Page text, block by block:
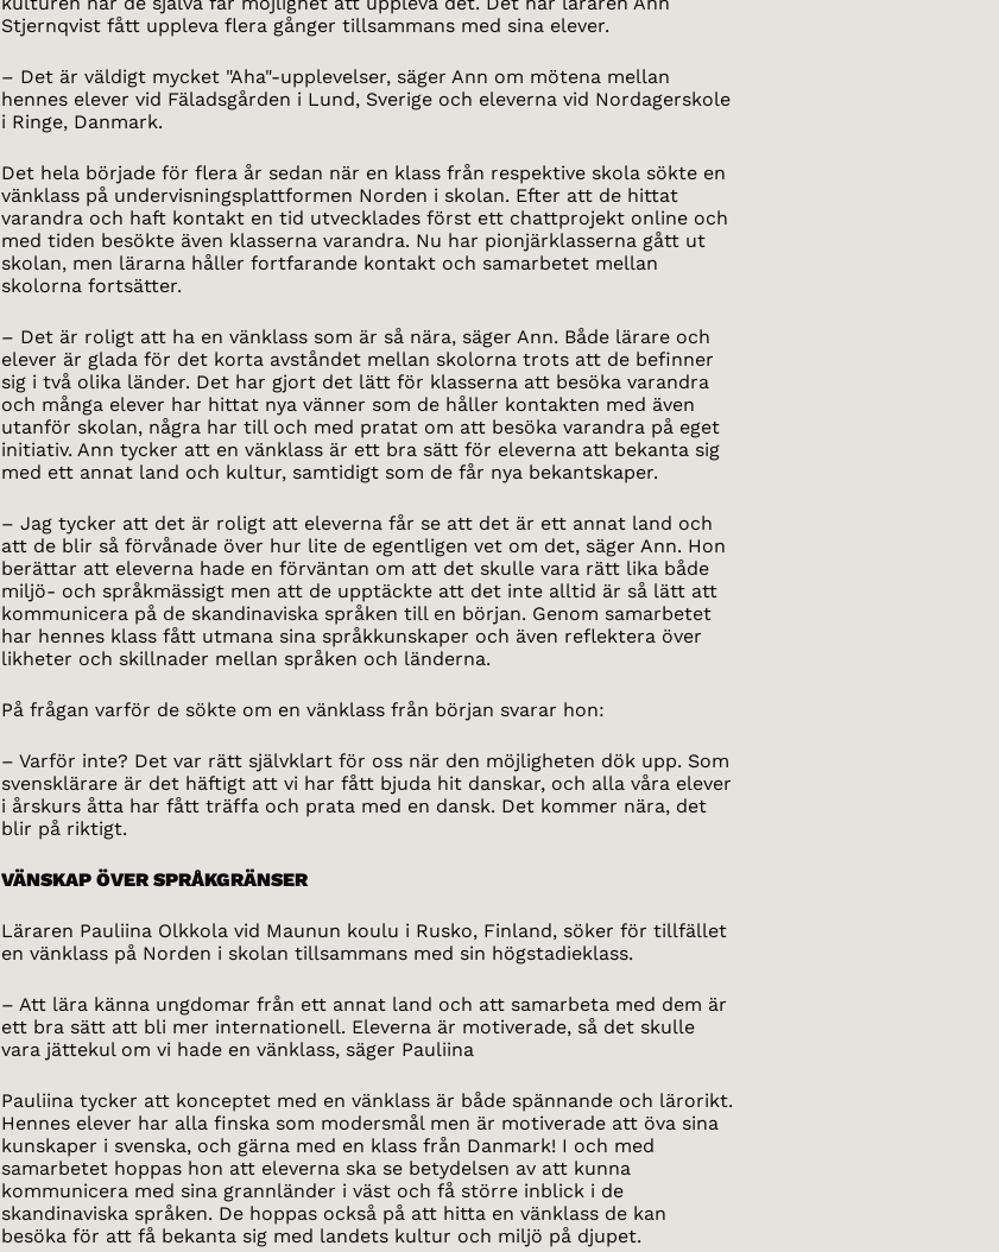
Stjernqvist fått uppleva flera gånger tillsammans med sina elever.
– Det är väldigt mycket "Aha"-upplevelser, säger Ann om mötena mellan
hennes elever vid Fäladsgården i Lund, Sverige och eleverna vid Nordagerskole
i Ringe, Danmark.
Det hela började för flera år sedan när en klass från respektive skola sökte en
vänklass på undervisningsplattformen Norden i skolan. Efter att de hittat
varandra och haft kontakt en tid utvecklades först ett chattprojekt online och
med tiden besökte även klasserna varandra. Nu har pionjärklasserna gått ut
skolan, men lärarna håller fortfarande kontakt och samarbetet mellan
skolorna fortsätter.
– Det är roligt att ha en vänklass som är så nära, säger Ann. Både lärare och
elever är glada för det korta avståndet mellan skolorna trots att de befinner
sig i två olika länder. Det har gjort det lätt för klasserna att besöka varandra
och många elever har hittat nya vänner som de håller kontakten med även
utanför skolan, några har till och med pratat om att besöka varandra på eget
initiativ. Ann tycker att en vänklass är ett bra sätt för eleverna att bekanta sig
med ett annat land och kultur, samtidigt som de får nya bekantskaper.
– Jag tycker att det är roligt att eleverna får se att det är ett annat land och
att de blir så förvånade över hur lite de egentligen vet om det, säger Ann. Hon
berättar att eleverna hade en förväntan om att det skulle vara rätt lika både
miljö- och språkmässigt men att de upptäckte att det inte alltid är så lätt att
kommunicera på de skandinaviska språken till en början. Genom samarbetet
har hennes klass fått utmana sina språkkunskaper och även reflektera över
likheter och skillnader mellan språken och länderna.
På frågan varför de sökte om en vänklass från början svarar hon:
– Varför inte? Det var rätt självklart för oss när den möjligheten dök upp. Som
svensklärare är det häftigt att vi har fått bjuda hit danskar, och alla våra elever
i årskurs åtta har fått träffa och prata med en dansk. Det kommer nära, det
blir på riktigt.
VÄNSKAP ÖVER SPRÅKGRÄNSER
Läraren Pauliina Olkkola vid Maunun koulu i Rusko, Finland, söker för tillfället
en vänklass på Norden i skolan tillsammans med sin högstadieklass.
– Att lära känna ungdomar från ett annat land och att samarbeta med dem är
ett bra sätt att bli mer internationell. Eleverna är motiverade, så det skulle
vara jättekul om vi hade en vänklass, säger Pauliina
Pauliina tycker att konceptet med en vänklass är både spännande och lärorikt.
Hennes elever har alla finska som modersmål men är motiverade att öva sina
kunskaper i svenska, och gärna med en klass från Danmark! I och med
samarbetet hoppas hon att eleverna ska se betydelsen av att kunna
kommunicera med sina grannländer i väst och få större inblick i de
skandinaviska språken. De hoppas också på att hitta en vänklass de kan
besöka för att få bekanta sig med landets kultur och miljö på djupet.